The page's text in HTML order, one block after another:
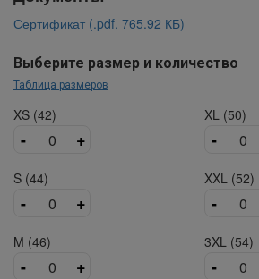
Сертификат (.pdf, 765.92 КБ)
Выберите размер и количество
Таблица размеров
XS (42)
- +
S (44)
- +
M (46)
- +
XL (50)
-
XXL (52)
-
3XL (54)
-